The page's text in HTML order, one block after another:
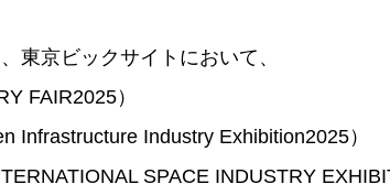
東京ビックサイトにおいて、
FAIR2025）
Infrastructure Industry Exhibition2025）
SPACE INDUSTRY